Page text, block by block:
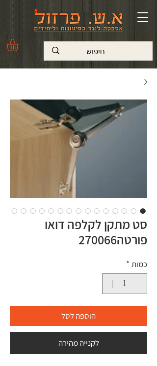
סט מתקן לקלפה דואו
פורטה270066
כמות *
הוספה לסל
לקנייה מהירה